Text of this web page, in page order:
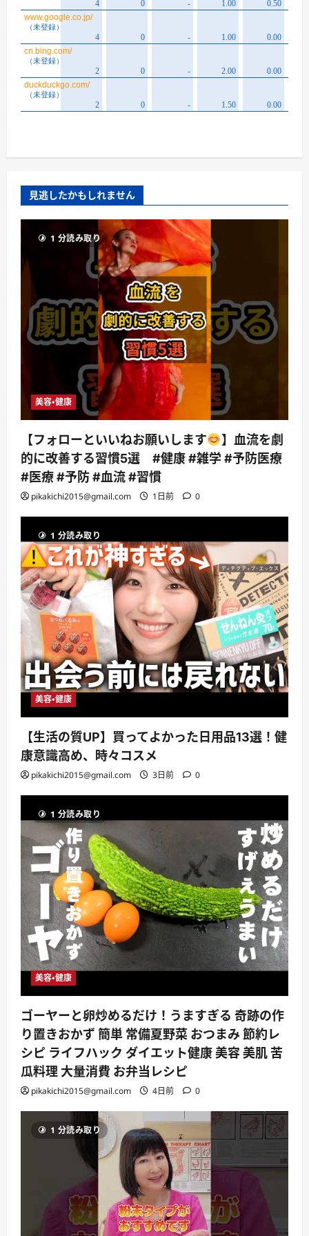
見逃したかもしれません
1 分読み取り
美容・健康
【フォローといいねお願いします
】血流を劇
的に改善する習慣5選 #健康 #雑学 #予防医療
#医療 #予防 #血流 #習慣
pikakichi2015@gmail.com 1日前 0
1 分読み取り
美容・健康
【生活の質UP】買ってよかった日用品13選！健
康意識高め、時々コスメ
pikakichi2015@gmail.com 3日前 0
1 分読み取り
美容・健康
ゴーヤーと卵炒めるだけ！うますぎる 奇跡の作
り置きおかず 簡単 常備夏野菜 おつまみ 節約レ
シピ ライフハック ダイエット健康 美容 美肌 苦
瓜料理 大量消費 お弁当レシピ
pikakichi2015@gmail.com 4日前 0
1 分読み取り